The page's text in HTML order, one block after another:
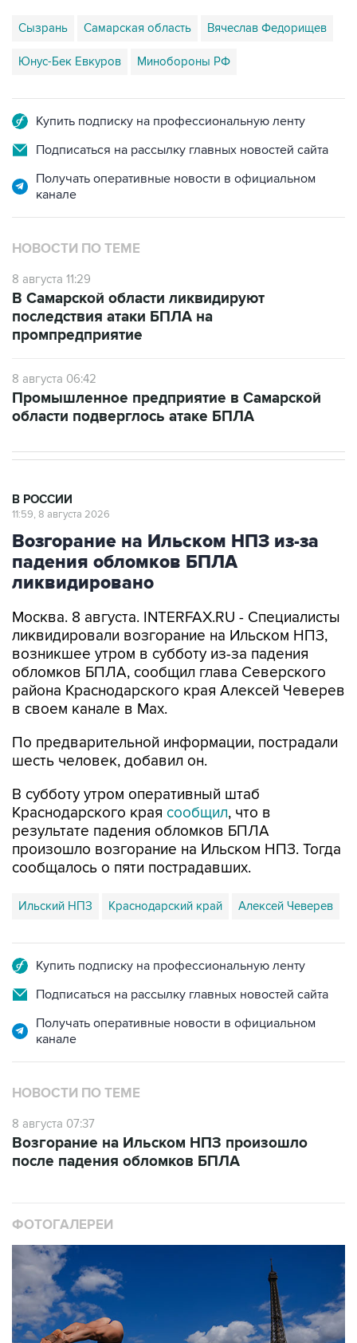
Сызрань Самарская область Вячеслав Федорищев
Юнус-Бек Евкуров Минобороны РФ
Купить подписку на профессиональную ленту
Подписаться на рассылку главных новостей сайта
Получать оперативные новости в официальном
канале
НОВОСТИ ПО ТЕМЕ
8 августа 11:29
В Самарской области ликвидируют
последствия атаки БПЛА на
промпредприятие
8 августа 06:42
Промышленное предприятие в Самарской
области подверглось атаке БПЛА
В РОССИИ
11:59, 8 августа 2026
Возгорание на Ильском НПЗ из-за
падения обломков БПЛА
ликвидировано
Москва. 8 августа. INTERFAX.RU - Специалисты
ликвидировали возгорание на Ильском НПЗ,
возникшее утром в субботу из-за падения
обломков БПЛА, сообщил глава Северского
района Краснодарского края Алексей Чеверев
в своем канале в Max.
По предварительной информации, пострадали
шесть человек, добавил он.
В субботу утром оперативный штаб
Краснодарского края сообщил, что в
результате падения обломков БПЛА
произошло возгорание на Ильском НПЗ. Тогда
сообщалось о пяти пострадавших.
Ильский НПЗ Краснодарский край Алексей Чеверев
Купить подписку на профессиональную ленту
Подписаться на рассылку главных новостей сайта
Получать оперативные новости в официальном
канале
НОВОСТИ ПО ТЕМЕ
8 августа 07:37
Возгорание на Ильском НПЗ произошло
после падения обломков БПЛА
ФОТОГАЛЕРЕИ